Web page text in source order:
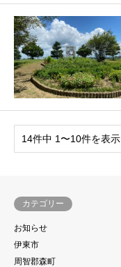
14件中 1〜10件を表示
カテゴリー
お知らせ
伊東市
周智郡森町